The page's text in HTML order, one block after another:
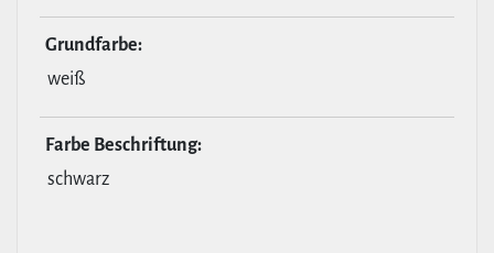
Grund­farbe:
weiß
Farbe Beschrif­tung:
schwarz